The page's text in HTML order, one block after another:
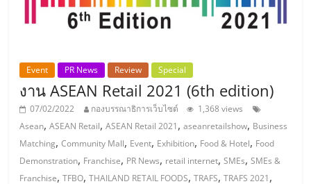
รวม
แฟ
รน
ไชส์
Event PR News Review Special
งาน ASEAN Retail 2021 (6th edition)
07/02/2022 กองบรรณาธิการเว็บไซต์
1,368 views
Asean,ASEAN Retail,ASEAN Retail 2021,aseanretailshow, Business
Matching,Community Mall, Event, Exhibition, Food & Hotel, Food
Demonstration, Franchise, PR News, retail internet,SMEs,SMEs &
Franchise,TFBO,THAILAND RETAIL FOODS,TRAFS,TRAFS 2021,